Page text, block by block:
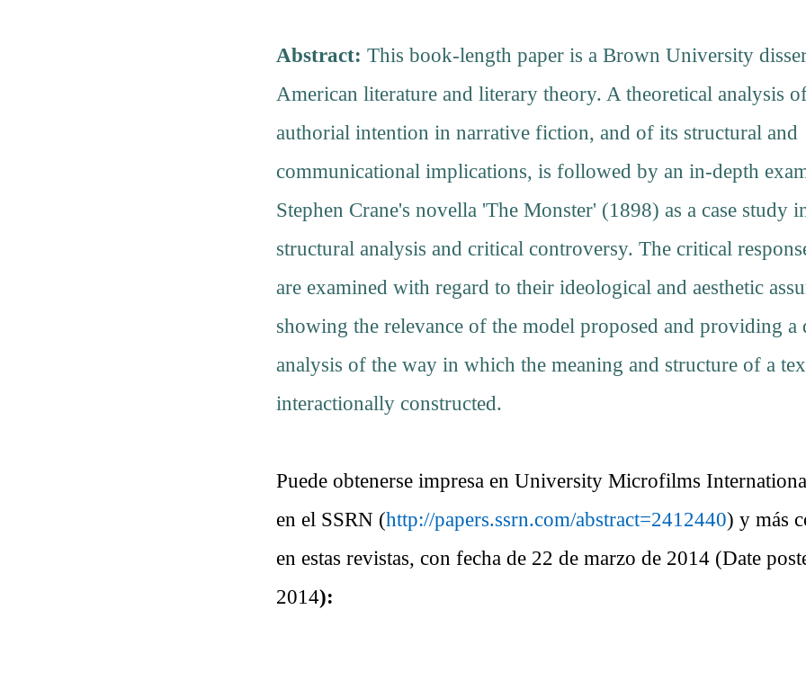
Abstract: This book-length paper is a Brown University
American literature and literary theory. A theoretical analysis
authorial intention in narrative fiction, and of its structural and
communicational implications, is followed by an in-depth
Stephen Crane's novella 'The Monster' (1898) as a case study
structural analysis and critical controversy. The critical
are examined with regard to their ideological and aesthetic
showing the relevance of the model proposed and providing a
analysis of the way in which the meaning and structure of a
interactionally constructed.
Puede obtenerse impresa en University Microfilms
en el SSRN (http://papers.ssrn.com/abstract=2412440) y más
en estas revistas, con fecha de 22 de marzo de 2014 (Date
2014):